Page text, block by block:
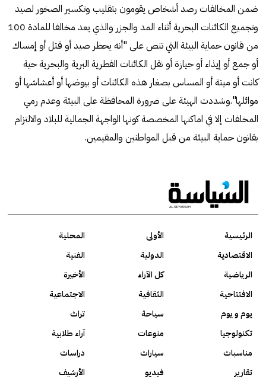
ضمن المخالفات رصد أشخاص يقومون بتقليب وتكسير الصخور لصيد
وتجميع الكائنات البحرية أثناء المد والجزر والذي يعد مخالفا للمادة 100
من قانون حماية البيئة التي تنص على "أنه يحظر صيد أو قتل أو إمساك
أو جمع أو إيذاء أو حيازة أو نقل الكائنات الفطرية البرية والبحرية حية
كانت أو ميتة أو المساس بصغار هذه الكائنات أو بيوضها أو أعشاشها أو
موائلها".وشددت الهيئة على ضرورة المحافظة على البيئة وعدم رمي
المخلفات إلا في اماكنها المخصصة كونها الواجهة الجمالية للبلاد والالتزام
بقانون حماية البيئة من قبل المواطنين والمقيمين.
الرئيسية الأولى
المحلية
الاقتصادية
الدولية
الفنية
الرياضية
كل الآراء
الأخيرة
الافتتاحية
الثقافية
الاجتماعية
يوم و يوم
سياحة
تراث
تكنولوجيا
منوعات
آراء طلابية
مناسبات
سيارات
دراسات
تقارير
فيديو الأرشيف